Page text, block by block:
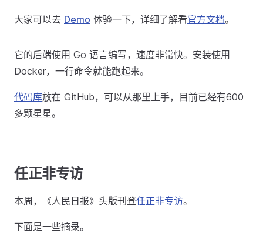
大家可以去 Demo 体验一下，详细了解看官方文档。
它的后端使用 Go 语言编写，速度非常快。安装使用
Docker，一行命令就能跑起来。
代码库放在 GitHub，可以从那里上手，目前已经有600
多颗星星。
任正非专访
本周，《人民日报》头版刊登任正非专访。
下面是一些摘录。